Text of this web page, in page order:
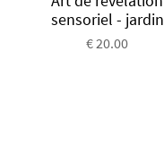
sensoriel - jardin
€ 20.00